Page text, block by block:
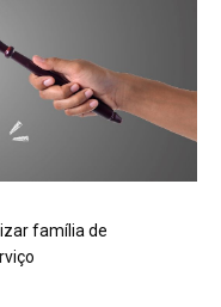
família de